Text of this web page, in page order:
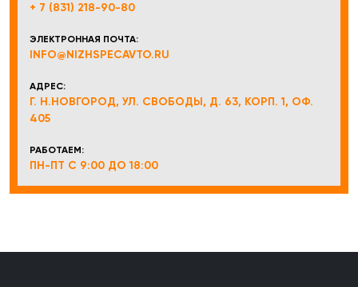
+ 7 (831) 218-90-80
ЭЛЕКТРОННАЯ ПОЧТА:
INFO@NIZHSPECAVTO.RU
АДРЕС:
Г. Н.НОВГОРОД, УЛ. СВОБОДЫ, Д. 63, КОРП. 1, ОФ.
405
РАБОТАЕМ:
ПН-ПТ С 9:00 ДО 18:00